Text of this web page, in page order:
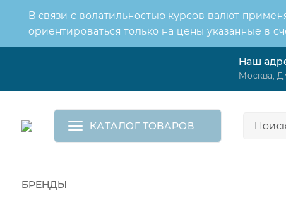
В связи с волатильностью курсов валют
ориентироваться только на цены указанные в
Корзина
Наш
Москва,
КАТАЛОГ ТОВАРОВ
БРЕНДЫ